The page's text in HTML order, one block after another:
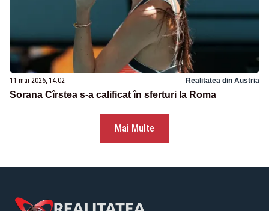
11 mai 2026, 14:02 Realitatea din Austria
Sorana Cîrstea s-a calificat în sferturi la Roma
Mai Multe